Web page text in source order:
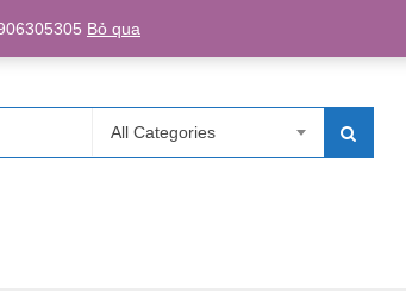
Login/Register
All Categories
Bỏ qua